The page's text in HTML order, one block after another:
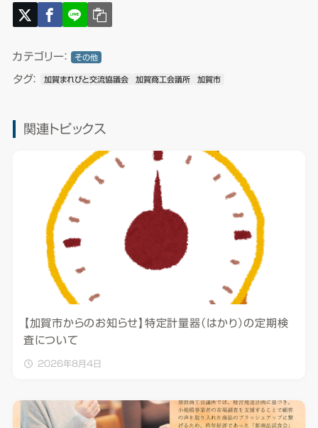
カテゴリー： その他
タグ： 加賀まれびと交流協議会 加賀商工会議所 加賀市
関連トピックス
【加賀市からのお知らせ】特定計量器（はかり）の定期検
査について
2026年8月4日